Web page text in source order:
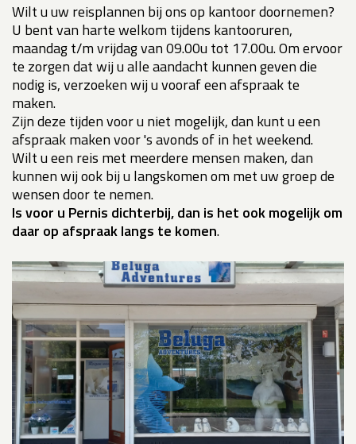
Wilt u uw reisplannen bij ons op kantoor doornemen?
U bent van harte welkom tijdens kantooruren,
maandag t/m vrijdag van 09.00u tot 17.00u. Om ervoor
te zorgen dat wij u alle aandacht kunnen geven die
nodig is, verzoeken wij u vooraf een afspraak te
maken.
Zijn deze tijden voor u niet mogelijk, dan kunt u een
afspraak maken voor 's avonds of in het weekend.
Wilt u een reis met meerdere mensen maken, dan
kunnen wij ook bij u langskomen om met uw groep de
wensen door te nemen.
Is voor u Pernis dichterbij, dan is het ook mogelijk om
daar op afspraak langs te komen.